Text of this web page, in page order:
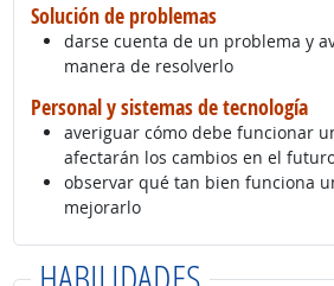
Solución de problemas
darse cuenta de un problema y
manera de resolverlo
Personal y sistemas de tecnología
averiguar cómo debe funcionar
afectarán los cambios en el
observar qué tan bien funciona
mejorarlo